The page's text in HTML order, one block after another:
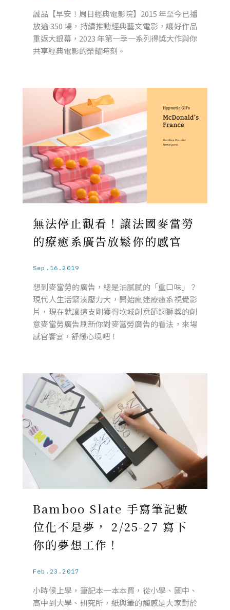
誠品【早安！周日經典電影院】2015 年至今已播
放逾 350 場，持續推動經典藝文電影，讓好作品
重返大銀幕，2023 年第一季一系列得獎大作與你
共享經典電影的榮耀時刻。
無法停止觀看！讓法國麥當勞
的療癒系廣告放鬆你的感官
Sep.16.2019
想到麥當勞的廣告，總是油膩膩的「重口味」？
現代人生活緊湊壓力大，開始瘋迷療癒系視覺影
片，現在就讓這支剛獲得坎城創意節銅獅獎的創
意麥當勞廣告刷新你對麥當勞廣告的看法，來場
感官饗宴，舒緩心境吧！
Bamboo Slate 手寫筆記數
位化不是夢， 2/25-27 寫下
你的夢想工作！
Feb.23.2017
小時候上學，筆記本一本本買，從小學、國中、
高中到大學、研究所，紙與筆的觸感是大家對於